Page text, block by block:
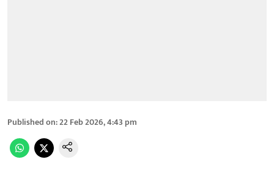
Published on:22 Feb 2026, 4:43 pm